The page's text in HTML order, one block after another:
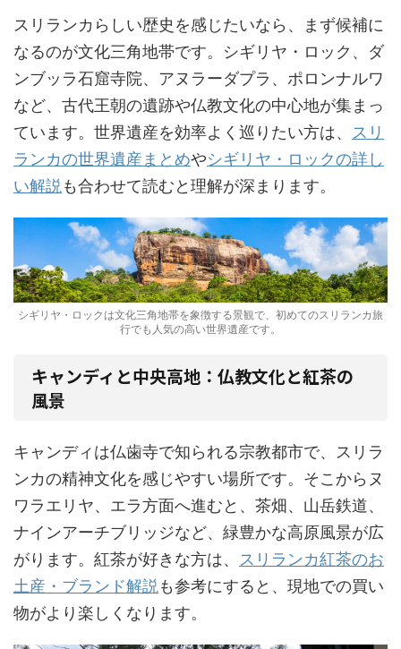
スリランカらしい歴史を感じたいなら、まず候補に
なるのが文化三角地帯です。シギリヤ・ロック、ダ
ンブッラ石窟寺院、アヌラーダプラ、ポロンナルワ
など、古代王朝の遺跡や仏教文化の中心地が集まっ
ています。世界遺産を効率よく巡りたい方は、
スリ
ランカの世界遺産まとめやシギリヤ・ロックの詳し
い解説 も合わせて読むと理解が深まります。
シギリヤ・ロックは文化三角地帯を象徴する景観で、初めてのスリランカ旅
行でも人気の高い世界遺産です。
キャンディと中央高地：仏教文化と紅茶の
風景
キャンディは仏歯寺で知られる宗教都市で、スリラ
ンカの精神文化を感じやすい場所です。そこからヌ
ワラエリヤ、エラ方面へ進むと、茶畑、山岳鉄道、
ナインアーチブリッジなど、緑豊かな高原風景が広
がります。紅茶が好きな方は、
スリランカ紅茶のお
土産・ブランド解説 も参考にすると、現地での買い
物がより楽しくなります。